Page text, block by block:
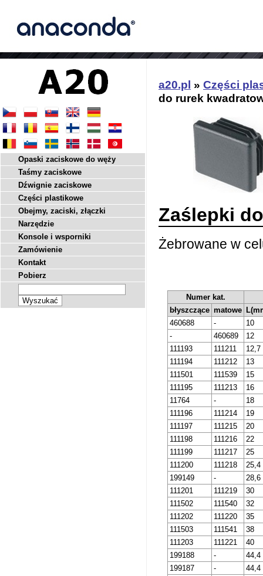
a20.pl » Części
do rurek
Zaślepki
Żebrowane w
Numer kat.
błyszczące matowe
460688
-
10
-
460689
12
111193
111211
12,7
111194
111212
13
111501
111539
15
111195
111213
16
11764
-
18
111196
111214
19
111197
111215
20
111198
111216
22
111199
111217
25
111200
111218
25,4
199149
-
28,6
111201
111219
30
111502
111540
32
111202
111220
35
111503
111541
38
111203
111221
40
199188
-
44,4
199187
-
44,4
Opaski zaciskowe do węży
Taśmy zaciskowe
Dźwignie zaciskowe
Części plastikowe
Obejmy, zaciski, złączki
Narzędzie
Konsole i wsporniki
Zamówienie
Kontakt
Pobierz